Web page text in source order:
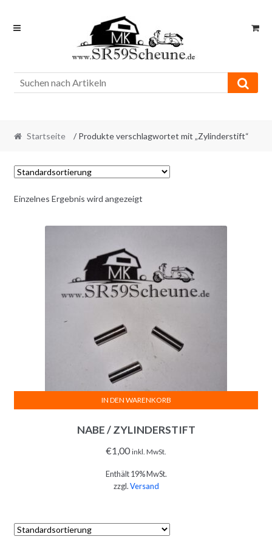
Skip
Skip
Startseite / Produkte verschlagwortet mit „Zylinderstift“
Einzelnes Ergebnis wird angezeigt
NABE / ZYLINDERSTIFT
€1,00 inkl. MwSt.
Enthält 19% MwSt.
zzgl.Versand
IN DEN WARENKORB